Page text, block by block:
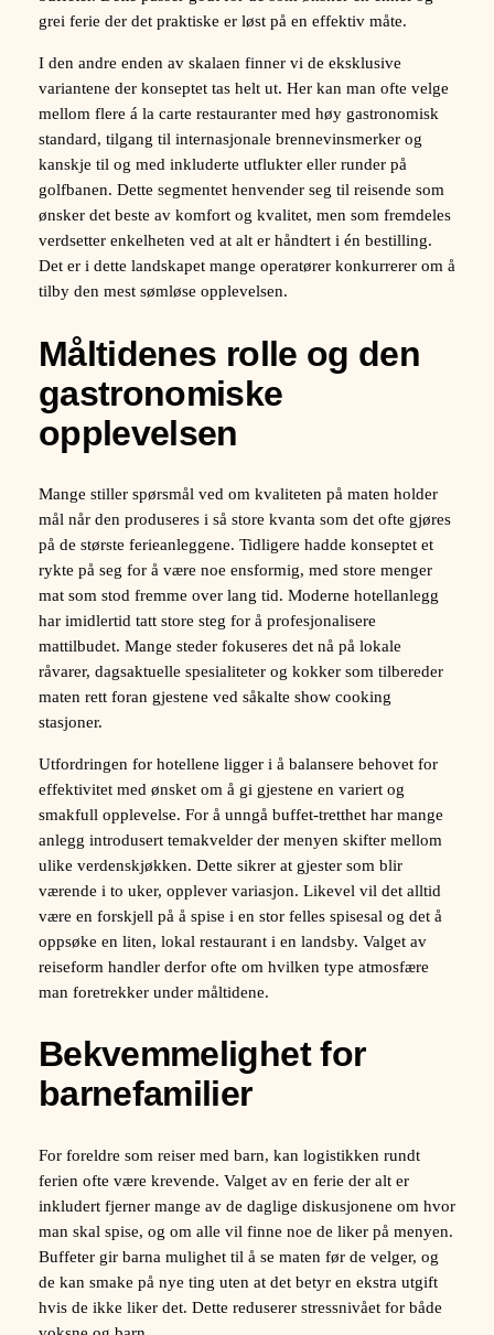
grei ferie der det praktiske er løst på en effektiv måte.
I den andre enden av skalaen finner vi de eksklusive
variantene der konseptet tas helt ut. Her kan man ofte velge
mellom flere á la carte restauranter med høy gastronomisk
standard, tilgang til internasjonale brennevinsmerker og
kanskje til og med inkluderte utflukter eller runder på
golfbanen. Dette segmentet henvender seg til reisende som
ønsker det beste av komfort og kvalitet, men som fremdeles
verdsetter enkelheten ved at alt er håndtert i én bestilling.
Det er i dette landskapet mange operatører konkurrerer om å
tilby den mest sømløse opplevelsen.
Måltidenes rolle og den
gastronomiske
opplevelsen
Mange stiller spørsmål ved om kvaliteten på maten holder
mål når den produseres i så store kvanta som det ofte gjøres
på de største ferieanleggene. Tidligere hadde konseptet et
rykte på seg for å være noe ensformig, med store menger
mat som stod fremme over lang tid. Moderne hotellanlegg
har imidlertid tatt store steg for å profesjonalisere
mattilbudet. Mange steder fokuseres det nå på lokale
råvarer, dagsaktuelle spesialiteter og kokker som tilbereder
maten rett foran gjestene ved såkalte show cooking
stasjoner.
Utfordringen for hotellene ligger i å balansere behovet for
effektivitet med ønsket om å gi gjestene en variert og
smakfull opplevelse. For å unngå buffet-tretthet har mange
anlegg introdusert temakvelder der menyen skifter mellom
ulike verdenskjøkken. Dette sikrer at gjester som blir
værende i to uker, opplever variasjon. Likevel vil det alltid
være en forskjell på å spise i en stor felles spisesal og det å
oppsøke en liten, lokal restaurant i en landsby. Valget av
reiseform handler derfor ofte om hvilken type atmosfære
man foretrekker under måltidene.
Bekvemmelighet for
barnefamilier
For foreldre som reiser med barn, kan logistikken rundt
ferien ofte være krevende. Valget av en ferie der alt er
inkludert fjerner mange av de daglige diskusjonene om hvor
man skal spise, og om alle vil finne noe de liker på menyen.
Buffeter gir barna mulighet til å se maten før de velger, og
de kan smake på nye ting uten at det betyr en ekstra utgift
hvis de ikke liker det. Dette reduserer stressnivået for både